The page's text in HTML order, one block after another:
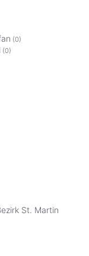
(0)
(0)
St. Martin